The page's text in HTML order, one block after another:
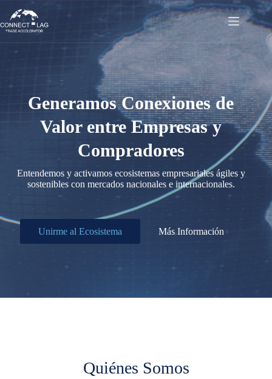
contenido
Generamos Conexiones de
Valor entre Empresas y
Compradores
Entendemos y activamos ecosistemas empresariales ágiles y
sostenibles con mercados nacionales e internacionales.
Unirme al Ecosistema Más Información
Quiénes Somos